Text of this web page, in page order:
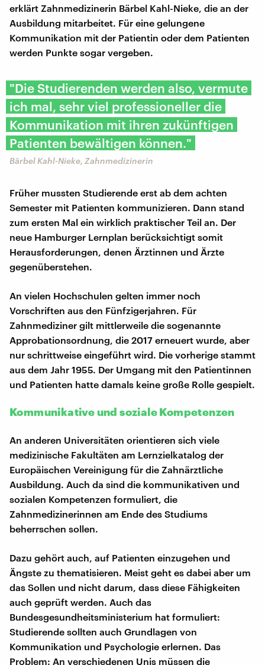
erklärt Zahnmedizinerin Bärbel Kahl-Nieke, die an der
Ausbildung mitarbeitet. Für eine gelungene
Kommunikation mit der Patientin oder dem Patienten
werden Punkte sogar vergeben.
"Die Studierenden werden also, vermute
ich mal, sehr viel professioneller die
Kommunikation mit ihren zukünftigen
Patienten bewältigen können."
Bärbel Kahl-Nieke, Zahnmedizinerin
Früher mussten Studierende erst ab dem achten
Semester mit Patienten kommunizieren. Dann stand
zum ersten Mal ein wirklich praktischer Teil an. Der
neue Hamburger Lernplan berücksichtigt somit
Herausforderungen, denen Ärztinnen und Ärzte
gegenüberstehen.
An vielen Hochschulen gelten immer noch
Vorschriften aus den Fünfzigerjahren. Für
Zahnmediziner gilt mittlerweile die sogenannte
Approbationsordnung, die 2017 erneuert wurde, aber
nur schrittweise eingeführt wird. Die vorherige stammt
aus dem Jahr 1955. Der Umgang mit den Patientinnen
und Patienten hatte damals keine große Rolle gespielt.
Kommunikative und soziale Kompetenzen
An anderen Universitäten orientieren sich viele
medizinische Fakultäten am Lernzielkatalog der
Europäischen Vereinigung für die Zahnärztliche
Ausbildung. Auch da sind die kommunikativen und
sozialen Kompetenzen formuliert, die
Zahnmedizinerinnen am Ende des Studiums
beherrschen sollen.
Dazu gehört auch, auf Patienten einzugehen und
Ängste zu thematisieren. Meist geht es dabei aber um
das Sollen und nicht darum, dass diese Fähigkeiten
auch geprüft werden. Auch das
Bundesgesundheitsministerium hat formuliert:
Studierende sollten auch Grundlagen von
Kommunikation und Psychologie erlernen. Das
Problem: An verschiedenen Unis müssen die